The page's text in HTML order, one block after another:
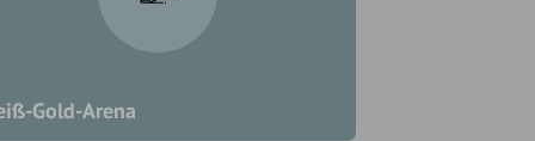
Gold-Arena